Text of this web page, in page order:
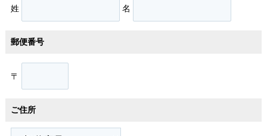
姓 名
郵便番号
〒
ご住所